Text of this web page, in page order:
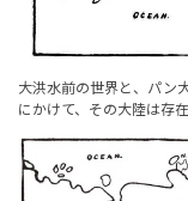
大洪水前の世界と、パン
にかけて、その大陸は存